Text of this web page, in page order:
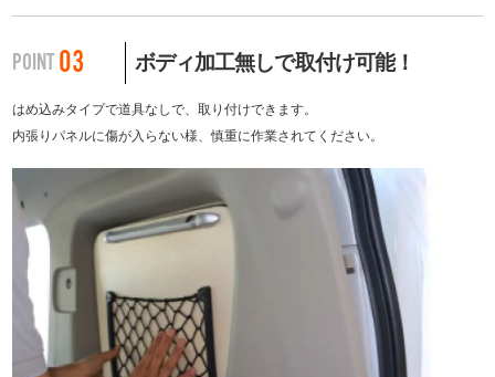
POINT03 ボディ加工無しで取付け可能！
はめ込みタイプで道具なしで、取り付けできます。
内張りパネルに傷が入らない様、慎重に作業されてください。